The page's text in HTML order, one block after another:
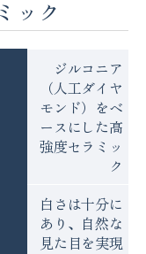
ック
ジルコニア
（人工ダイヤ
モンド）をベ
ースにした高
強度セラミッ
ク
白さは十分に
あり、自然な
見た目を実現